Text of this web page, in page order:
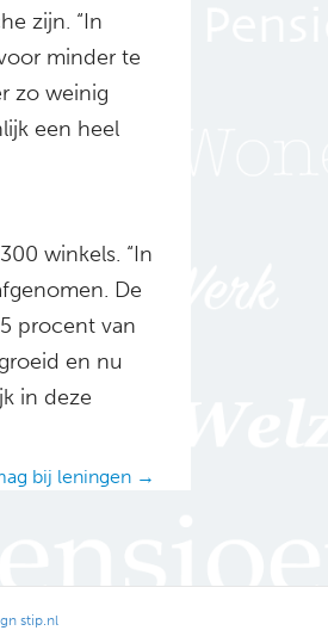
zijn. “In
minder te
zo weinig
een heel
winkels. “In
De
procent van
en nu
in deze
bij leningen →
stip.nl